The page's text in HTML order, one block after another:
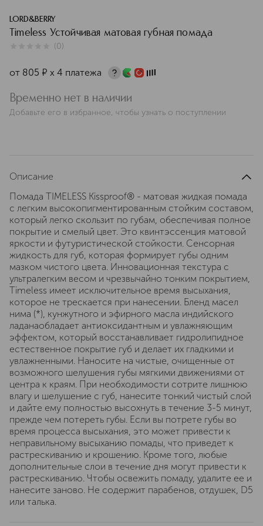
LORD&BERRY
Timeless Устойчивая матовая губная помада
(0)
от 805 ¤ х 4 платежа
Временно нет в наличии
Добавьте его в избранное, чтобы узнать о поступлении
Описание
Помада TIMELESS Kissproof® - матовая жидкая помада
с легким высокопигментированным стойким составом,
который легко скользит по губам, обеспечивая полное
покрытие и смелый цвет. Это квинтэссенция матовой
яркости и футуристической стойкости. Сенсорная
жидкость для губ, которая формирует губы одним
мазком чистого цвета. Инновационная текстура с
ультралегким весом и чрезвычайно тонким покрытием,
Timeless имеет исключительное время высыхания,
которое не трескается при нанесении. Бленд масел
нима (*), кунжутного и эфирного масла индийского
ладанаобладает антиоксидантным и увлажняющим
эффектом, который восстанавливает гидролипидное
естественное покрытие губ и делает их гладкими и
увлажненными. Наносите на чистые, очищенные от
возможного шелушения губы мягкими движениями от
центра к краям. При необходимости сотрите лишнюю
влагу и шелушение с губ, нанесите тонкий чистый слой
и дайте ему полностью высохнуть в течение 3-5 минут,
прежде чем потереть губы. Если вы потрете губы во
время процесса высыхания, это может привести к
неправильному высыханию помады, что приведет к
растрескиванию и крошению. Кроме того, любые
дополнительные слои в течение дня могут привести к
растрескиванию. Чтобы освежить помаду, удалите ее и
нанесите заново. Не содержит парабенов, отдушек, D5
или талька.